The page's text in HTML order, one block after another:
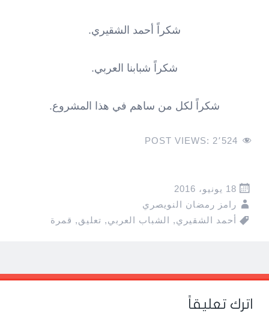
شكراً أحمد الشقيري.
شكراً شبابنا العربي.
شكراً لكل من ساهم في هذا المشروع.
POST VIEWS: 2٬524
18 يونيو، 2016
رامز رمضان النويصري
أحمد الشقيري, الشباب العربي, تعليق, قمرة
Post
navigation
←
→
اترك تعليقاً